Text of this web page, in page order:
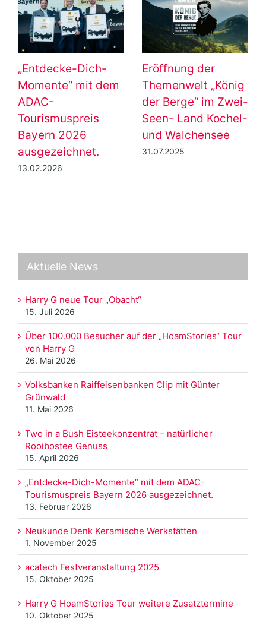
„Entdecke-Dich-
Momente“ mit dem
ADAC-
Tourismuspreis
Bayern 2026
ausgezeichnet.
13.02.2026
Eröffnung der
Themenwelt „König
der Berge“ im Zwei-
Seen- Land Kochel-
und Walchensee
31.07.2025
Aktuelle News
Harry G neue Tour „Obacht“
15. Juli 2026
Über 100.000 Besucher auf der „HoamStories“ Tour
von Harry G
26. Mai 2026
Volksbanken Raiffeisenbanken Clip mit Günter
Grünwald
11. Mai 2026
Two in a Bush Eisteekonzentrat – natürlicher
Rooibostee Genuss
15. April 2026
„Entdecke-Dich-Momente“ mit dem ADAC-
Tourismuspreis Bayern 2026 ausgezeichnet.
13. Februar 2026
Neukunde Denk Keramische Werkstätten
1. November 2025
acatech Festveranstaltung 2025
15. Oktober 2025
Harry G HoamStories Tour weitere Zusatztermine
10. Oktober 2025